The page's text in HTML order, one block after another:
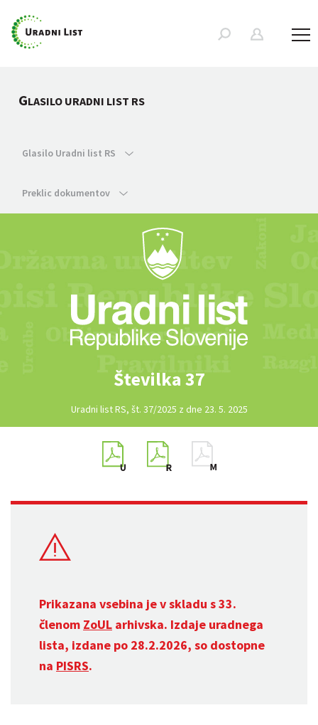
GLASILO URADNI LIST RS
Glasilo Uradni list RS
Preklic dokumentov
Številka 37
Uradni list RS, št. 37/2025 z dne 23. 5. 2025
Prikazana vsebina je v skladu s 33.
členom ZoUL arhivska. Izdaje uradnega
lista, izdane po 28.2.2026, so dostopne
na PISRS.